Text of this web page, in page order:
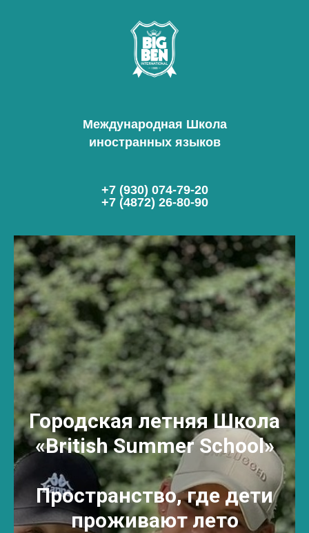
Международная Школа
иностранных языков
+7 (930) 074-79-20
+7 (4872) 26-80-90
Городская летняя Школа
«British Summer School»
Пространство, где дети
проживают лето